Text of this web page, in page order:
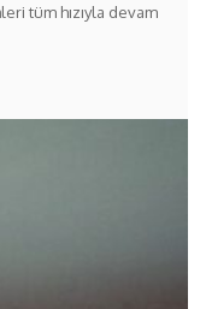
tüm hızıyla devam